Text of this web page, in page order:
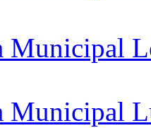
Municipal
Municipal